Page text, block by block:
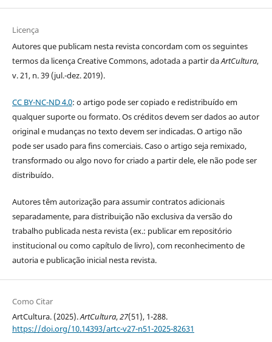
Licença
Autores que publicam nesta revista concordam com os seguintes
termos da licença Creative Commons, adotada a partir daArtCultura,
v. 21, n. 39 (jul.-dez. 2019).
CC BY-NC-ND 4.0: o artigo pode ser copiado e redistribuído em
qualquer suporte ou formato. Os créditos devem ser dados ao autor
original e mudanças no texto devem ser indicadas. O artigo não
pode ser usado para fins comerciais. Caso o artigo seja remixado,
transformado ou algo novo for criado a partir dele, ele não pode ser
distribuído.
Autores têm autorização para assumir contratos adicionais
separadamente, para distribuição não exclusiva da versão do
trabalho publicada nesta revista (ex.: publicar em repositório
institucional ou como capítulo de livro), com reconhecimento de
autoria e publicação inicial nesta revista.
Como Citar
ArtCultura. (2025).ArtCultura,27(51), 1-288.
https://doi.org/10.14393/artc-v27-n51-2025-82631